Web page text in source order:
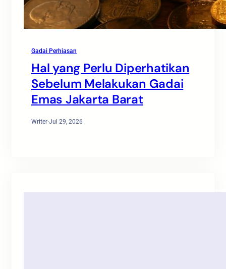
Gadai Perhiasan
Hal yang Perlu Diperhatikan
Sebelum Melakukan Gadai
Emas Jakarta Barat
Writer·Jul 29, 2026